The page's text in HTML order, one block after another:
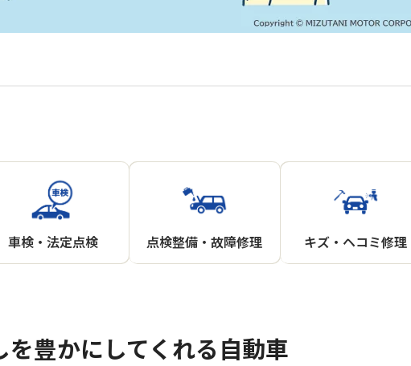
車検・法定点検 点検整備・故障修理 キズ・ヘコミ修理
を豊かにしてくれる自動車